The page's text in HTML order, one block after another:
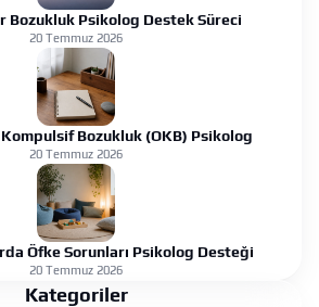
Bozukluk Psikolog Destek Süreci
20 Temmuz 2026
Bozukluk (OKB) Psikolog
20 Temmuz 2026
Öfke Sorunları Psikolog Desteği
20 Temmuz 2026
Kategoriler